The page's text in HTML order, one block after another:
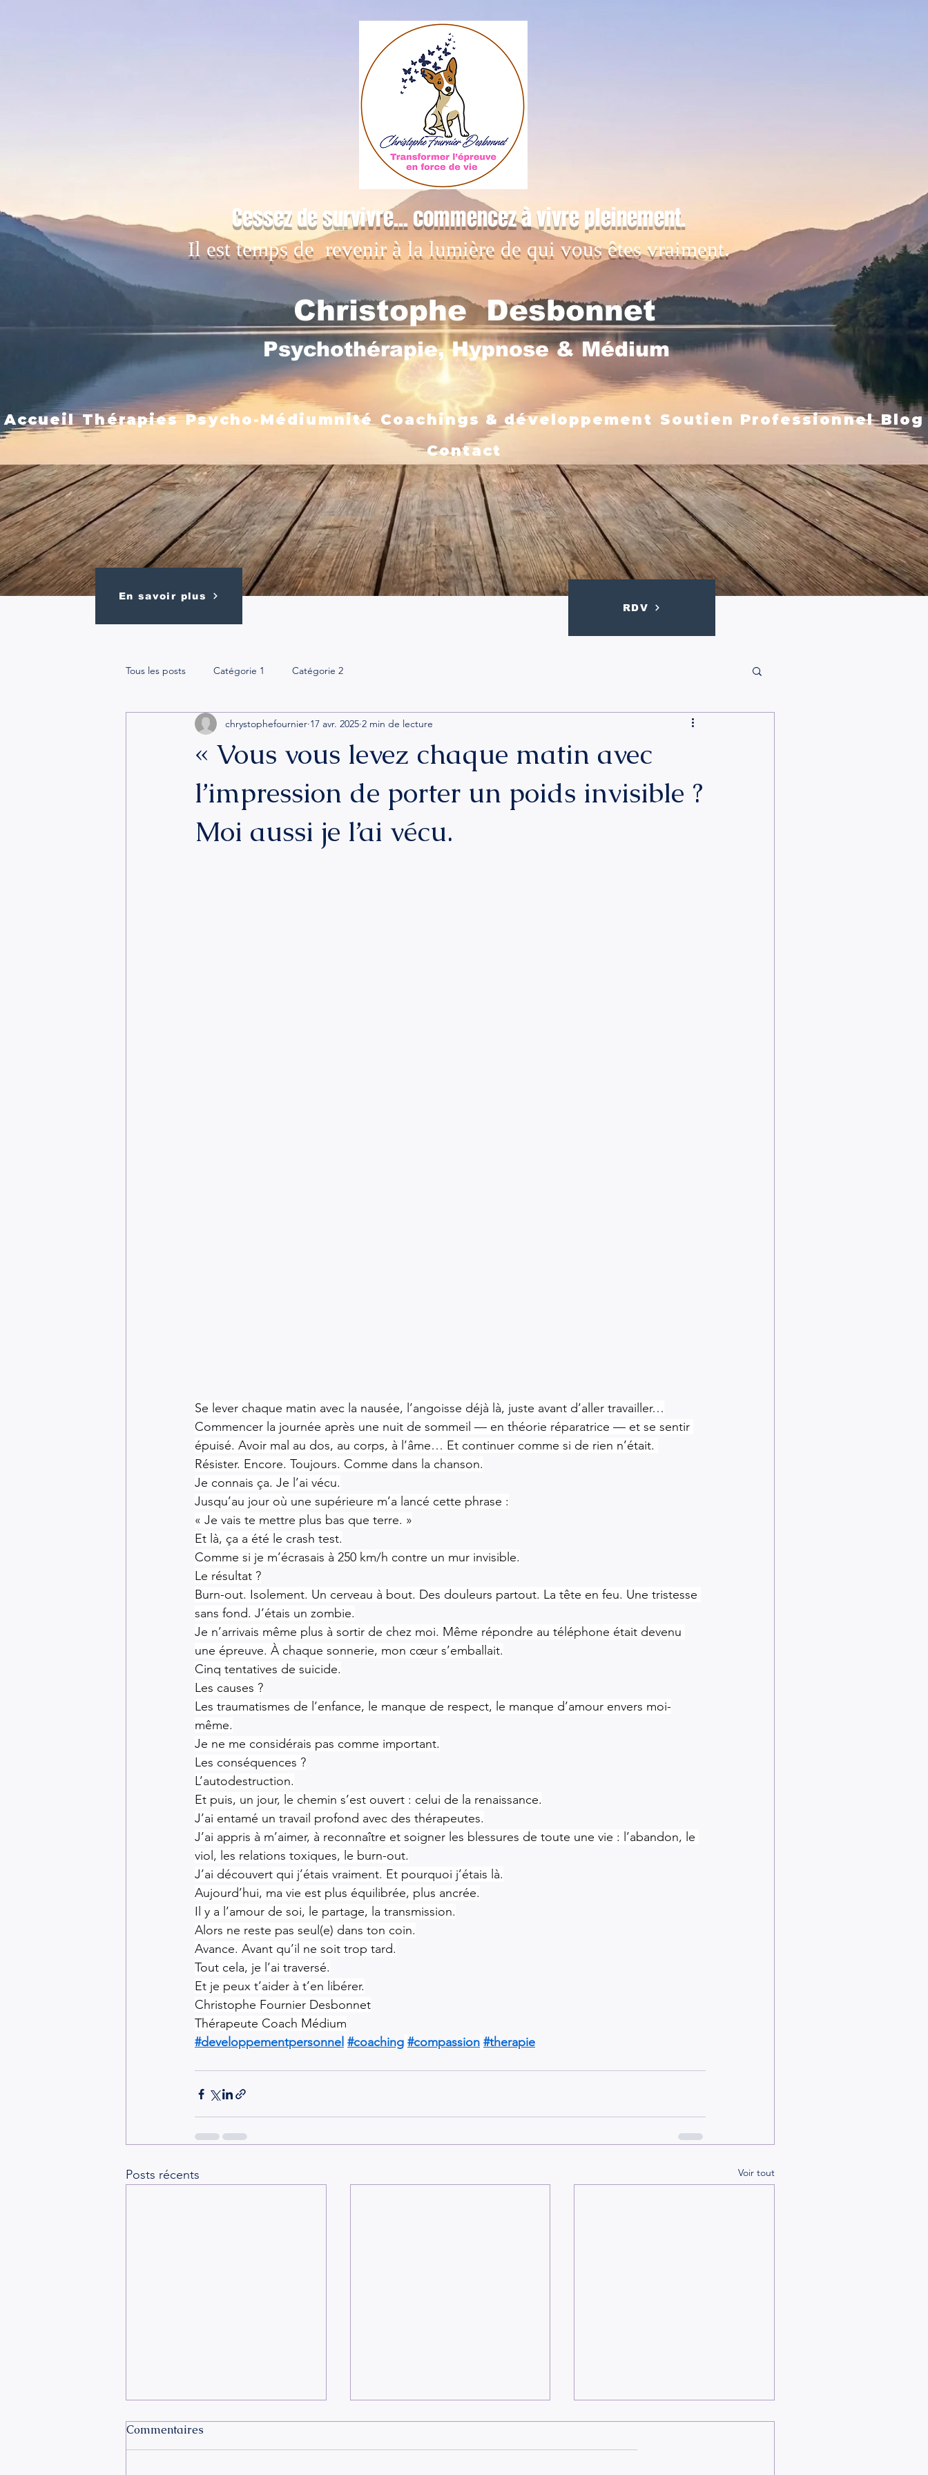
Christophe Desbonnet
Cessez de survivre... commencez à vivre pleinement.
Il est temps de revenir à la lumière de qui vous êtes vraiment.
En savoir plus
RDV
Accueil Thérapies Psycho-Médiumnité Coachings & développement Soutien Professionnel Blog
Contact
Psychothérapie, Hypnose & Médium
Tous les posts Catégorie 1 Catégorie 2
« Vous vous levez chaque matin avec
l’impression de porter un poids invisible ?
Moi aussi je l’ai vécu.
chrystophefournier 17 avr. 2025 2 min de lecture
Se lever chaque matin avec la nausée, l’angoisse déjà là, juste avant d’aller travailler…
Commencer la journée après une nuit de sommeil — en théorie réparatrice — et se sentir
épuisé. Avoir mal au dos, au corps, à l’âme… Et continuer comme si de rien n’était.
Résister. Encore. Toujours. Comme dans la chanson.
Je connais ça. Je l’ai vécu.
Jusqu’au jour où une supérieure m’a lancé cette phrase :
« Je vais te mettre plus bas que terre. »
Et là, ça a été le crash test.
Comme si je m’écrasais à 250 km/h contre un mur invisible.
Le résultat ?
Burn-out. Isolement. Un cerveau à bout. Des douleurs partout. La tête en feu. Une tristesse
sans fond. J’étais un zombie.
Je n’arrivais même plus à sortir de chez moi. Même répondre au téléphone était devenu
une épreuve. À chaque sonnerie, mon cœur s’emballait.
Cinq tentatives de suicide.
Les causes ?
Les traumatismes de l’enfance, le manque de respect, le manque d’amour envers moi-
même.
Je ne me considérais pas comme important.
Les conséquences ?
L’autodestruction.
Et puis, un jour, le chemin s’est ouvert : celui de la renaissance.
J’ai entamé un travail profond avec des thérapeutes.
J’ai appris à m’aimer, à reconnaître et soigner les blessures de toute une vie : l’abandon, le
viol, les relations toxiques, le burn-out.
J’ai découvert qui j’étais vraiment. Et pourquoi j’étais là.
Aujourd’hui, ma vie est plus équilibrée, plus ancrée.
Il y a l’amour de soi, le partage, la transmission.
Alors ne reste pas seul(e) dans ton coin.
Avance. Avant qu’il ne soit trop tard.
Tout cela, je l’ai traversé.
Et je peux t’aider à t’en libérer.
Christophe Fournier Desbonnet
Thérapeute Coach Médium
#developpementpersonnel #coaching #compassion #therapie
Posts récents Voir tout
Commentaires